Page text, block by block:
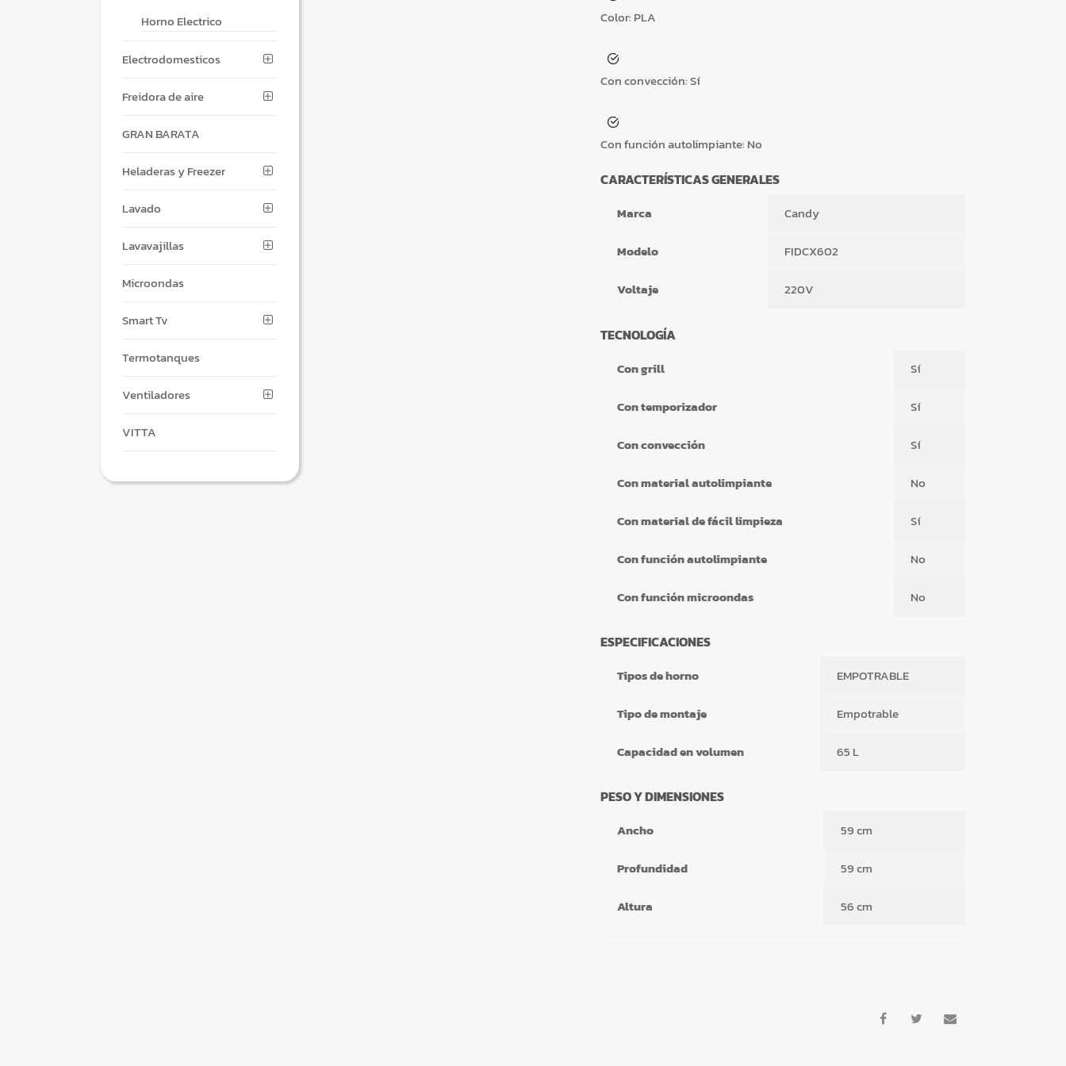
Color: PLA
Con convección:Sí
Con función autolimpiante: No
CARACTERÍSTICAS GENERALES
Marca Candy
Modelo FIDCX602
Voltaje 220V
TECNOLOGÍA
Con grill Sí
Con temporizador Sí
Con convección Sí
Con material autolimpiante No
Con material de fácil limpieza Sí
Con función autolimpiante No
Con función microondas No
ESPECIFICACIONES
Tipos de horno EMPOTRABLE
Tipo de montaje Empotrable
Capacidad en volumen 65 L
PESO Y DIMENSIONES
Ancho 59 cm
Profundidad 59 cm
Altura 56 cm
Horno Electrico
Electrodomesticos
Freidora de aire
GRAN BARATA
Heladeras y Freezer
Lavado
Lavavajillas
Microondas
Smart Tv
Termotanques
Ventiladores
VITTA